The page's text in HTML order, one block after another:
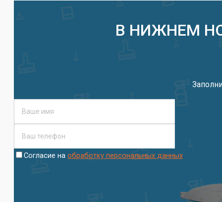
В НИЖНЕМ
Согласие на обработку персональных данных.